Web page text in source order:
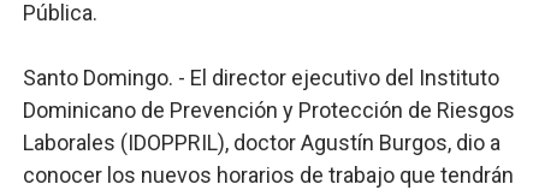
Pública.
Santo Domingo. - El director ejecutivo del Instituto
Dominicano de Prevención y Protección de Riesgos
Laborales (IDOPPRIL), doctor Agustín Burgos, dio a
conocer los nuevos horarios de trabajo que tendrán